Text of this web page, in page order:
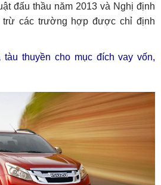
đấu thầu năm 2013 và Nghị định
trừ các trường hợp được chỉ định
thuyền cho mục đích vay vốn,